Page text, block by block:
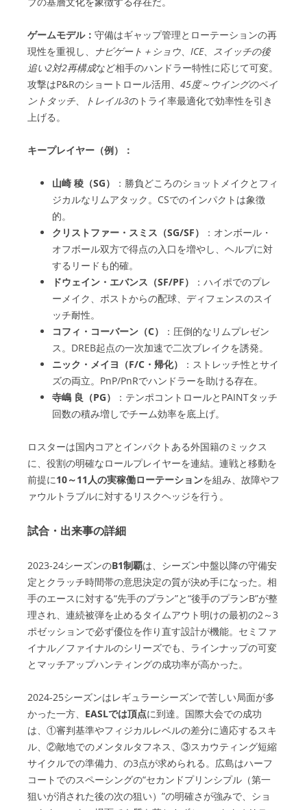
ゲームモデル： 守備はギャップ管理とローテーションの再
現性を重視し、
ナビゲート＋ショウ、 ICE、 スイッチの後
追い2対2再構成など相手のハンドラー特性に応じて可変。
攻撃はP&Rのショートロール活用、 45度～ウイングのペイ
ントタッチ、 トレイル3のトライ率最適化で効率性を引き
上げる。
キープレイヤー（例）：
山崎 稜（SG）
：勝負どころのショットメイクとフィ
ジカルなリムアタック。CSでのインパクトは象徴
的。
クリストファー・スミス（SG/SF）
：オンボール・
オフボール双方で得点の入口を増やし、ヘルプに対
するリードも的確。
ドウェイン・エバンス（SF/PF）
：ハイポでのプレ
ーメイク、ポストからの配球、ディフェンスのスイ
ッチ耐性。
コフィ・コーバーン（C）
：圧倒的なリムプレゼン
ス。DREB起点の一次加速で二次ブレイクを誘発。
ニック・メイヨ（F/C・帰化）
：ストレッチ性とサイ
ズの両立。PnP/PnRでハンドラーを助ける存在。
寺嶋 良（PG）
：テンポコントロールとPAINTタッチ
回数の積み増しでチーム効率を底上げ。
ロスターは国内コアとインパクトある外国籍のミックス
に、役割の明確なロールプレイヤーを連結。連戦と移動を
前提に10～11人の実稼働ローテーションを組み、故障やフ
ァウルトラブルに対するリスクヘッジを行う。
試合・出来事の詳細
2023-24シーズンのB1制覇は、シーズン中盤以降の守備安
定とクラッチ時間帯の意思決定の質が決め手になった。相
手のエースに対する“先手のプラン”と“後手のプランB”が整
理され、連続被弾を止めるタイムアウト明けの最初の2～3
ポゼッションで必ず優位を作り直す設計が機能。セミファ
イナル／ファイナルのシリーズでも、ラインナップの可変
とマッチアップハンティングの成功率が高かった。
2024-25シーズンはレギュラーシーズンで苦しい局面が多
かった一方、 EASLでは頂点に到達。国際大会での成功
は、①審判基準やフィジカルレベルの差分に適応するスキ
ル、②敵地でのメンタルタフネス、③スカウティング短縮
サイクルでの準備力、の3点が求められる。広島はハーフ
コートでのスペーシングの“セカンドプリンシプル（第一
狙いが消された後の次の狙い）”の明確さが強みで、ショ